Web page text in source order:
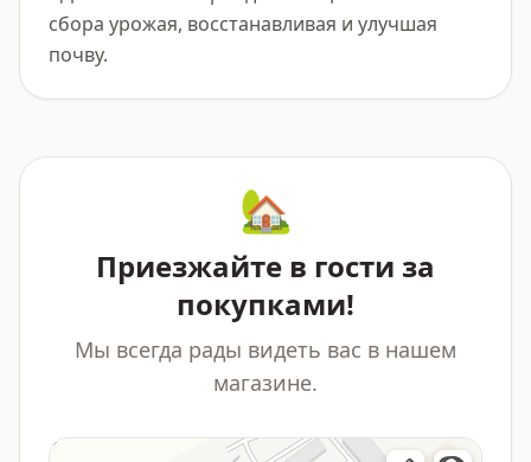
сбора урожая, восстанавливая и улучшая
почву.
🏡
Приезжайте в гости за
покупками!
Мы всегда рады видеть вас в нашем
магазине.